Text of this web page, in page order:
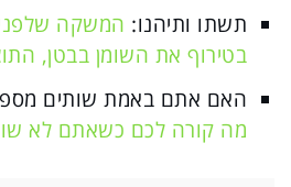
תשתו ותיהנו: המשקה
בטירוף את השומן בבטן,
האם אתם באמת שותים
מה קורה לכם כשאתם לא